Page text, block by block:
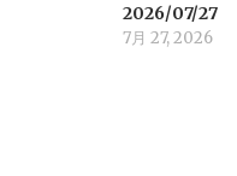
g
2026/07/27
7月 27, 2026